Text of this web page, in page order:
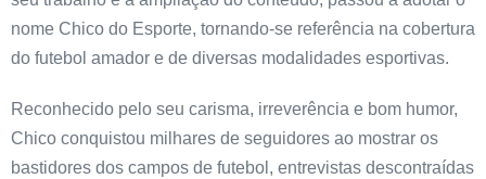
nome Chico do Esporte, tornando-se referência na cobertura
do futebol amador e de diversas modalidades esportivas.
Reconhecido pelo seu carisma, irreverência e bom humor,
Chico conquistou milhares de seguidores ao mostrar os
bastidores dos campos de futebol, entrevistas descontraídas